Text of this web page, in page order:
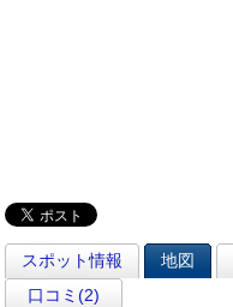
スポット情報 地図
口コミ(2)